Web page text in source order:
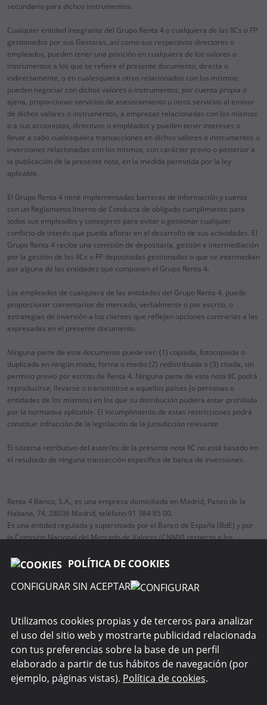
POLÍTICA DE COOKIES
CONFIGURAR SIN ACEPTAR
Utilizamos cookies propias y de terceros para analizar
el uso del sitio web y mostrarte publicidad relacionada
con tus preferencias sobre la base de un perfil
elaborado a partir de tus hábitos de navegación (por
ejemplo, páginas vistas). Política de cookies.
secundario para dichos instrumentos.
Cualquier entidad integrante del Grupo Renta 4 o cualquiera de las IICs o FP
gestionados por sus Gestoras, así como sus respectivos directores o
empleados, pueden tener una posición en cualquiera de los valores o
instrumentos a los que se refiere el presente documento, directa o
indirectamente, o en cualesquiera otros relacionados con los mismos;
pueden negociar con dichos valores o instrumentos, por cuenta propia o
ajena, proporcionar servicios de asesoramiento u otros servicios al emisor
de dichos valores o instrumentos, a empresas relacionadas con los mismos
o a sus accionistas, directivos o empleados y pueden tener intereses o
llevar a cabo cualesquiera transacciones en dichos valores o instrumentos o
inversiones relacionadas con los mismos, con carácter previo o posterior a
la publicación de la presente nota, en la medida permitida por la ley
aplicable.
El Grupo Renta 4 tiene implementadas barreras de información y cuenta
con un Reglamento Interno de Conducta de obligado cumplimiento para
todos sus empleados y consejeros para evitar o gestionar cualquier
conflicto de interés que pueda aflorar en el desarrollo de sus actividades. El
Grupo Renta 4 recibe una comisión de depositaría, gestión e intermediación
por la gestión de las IICs o FP depositadas gestionadas o que se intermedian
por alguna de las entidades que componen el Grupo Renta 4.
Los empleados de cualquiera de las entidades del Grupo Renta 4, puede
proporcionar comentarios de mercado, verbalmente o por escrito, o
estrategias de inversión a los clientes que reflejen opciones contrarias a las
expresadas en el presente documento.
Ninguna parte de este documento puede ser: (1) copiada, fotocopiada o
duplicada en ningún modo, forma o medio (2) redistribuida o (3) citada, sin
permiso previo por escrito de Renta 4. Ninguna parte de esta nota IIC podrá
reproducirse, llevarse o transmitirse a aquellos países (o personas o
entidades de los mismos) en los que su distribución pudiera estar prohibida
por la normativa aplicable. El incumplimiento de estas restricciones podrá
constituir infracción de la legislación de la jurisdicción relevante.
El sistema retributivo del autor/es de la presente nota IIC no está basado en
el resultado de ninguna transacción específica de banca de inversiones.
Renta 4 Banco, S.A., es una empresa domiciliada en Madrid, Paseo de la
Habana, 74, 28036 Madrid, teléfono 91 384 85 00.
Es una entidad regulada y supervisada por el Banco de España (BdE) y por
la Comisión Nacional del Mercado de Valores (CNMV) respecto a los
WEBS DEL GRUPO
SEGURIDAD